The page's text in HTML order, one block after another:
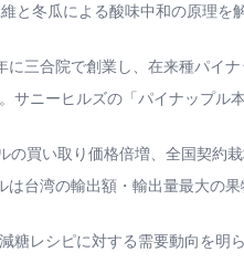
と冬瓜による酸味中和の原理を
三合院で創業し、在来種パイ
サニーヒルズの「パイナップル
買い取り価格倍増、全国契約栽
台湾の輸出額・輸出量最大の
レシピに対する需要動向を明ら